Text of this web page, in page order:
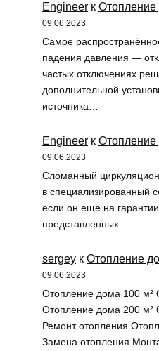
Engineer к Отопление
09.06.2023
Самое
падения давления —
частых отключениях
дополнительной
источника…
Engineer к Отопление
09.06.2023
Сломанный
в специализированный
если он еще на
представленных…
sergey к Отопление
09.06.2023
Отопление дома 100 м²
Отопление дома 200 м²
Ремонт отопления
Замена отопления